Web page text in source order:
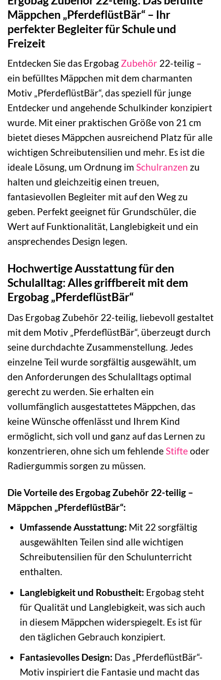
Mäppchen „PferdeflüstBär“ – Ihr
perfekter Begleiter für Schule und
Freizeit
Entdecken Sie das Ergobag Zubehör 22-teilig –
ein befülltes Mäppchen mit dem charmanten
Motiv „PferdeflüstBär“, das speziell für junge
Entdecker und angehende Schulkinder konzipiert
wurde. Mit einer praktischen Größe von 21 cm
bietet dieses Mäppchen ausreichend Platz für alle
wichtigen Schreibutensilien und mehr. Es ist die
ideale Lösung, um Ordnung im Schulranzen zu
halten und gleichzeitig einen treuen,
fantasievollen Begleiter mit auf den Weg zu
geben. Perfekt geeignet für Grundschüler, die
Wert auf Funktionalität, Langlebigkeit und ein
ansprechendes Design legen.
Hochwertige Ausstattung für den
Schulalltag: Alles griffbereit mit dem
Ergobag „PferdeflüstBär“
Das Ergobag Zubehör 22-teilig, liebevoll gestaltet
mit dem Motiv „PferdeflüstBär“, überzeugt durch
seine durchdachte Zusammenstellung. Jedes
einzelne Teil wurde sorgfältig ausgewählt, um
den Anforderungen des Schulalltags optimal
gerecht zu werden. Sie erhalten ein
vollumfänglich ausgestattetes Mäppchen, das
keine Wünsche offenlässt und Ihrem Kind
ermöglicht, sich voll und ganz auf das Lernen zu
konzentrieren, ohne sich um fehlende Stifteoder
Radiergummis sorgen zu müssen.
Die Vorteile des Ergobag Zubehör 22-teilig –
Mäppchen „PferdeflüstBär“:
Umfassende Ausstattung: Mit 22 sorgfältig
ausgewählten Teilen sind alle wichtigen
Schreibutensilien für den Schulunterricht
enthalten.
Langlebigkeit und Robustheit: Ergobag steht
für Qualität und Langlebigkeit, was sich auch
in diesem Mäppchen widerspiegelt. Es ist für
den täglichen Gebrauch konzipiert.
Fantasievolles Design: Das „PferdeflüstBär“-
Motiv inspiriert die Fantasie und macht das